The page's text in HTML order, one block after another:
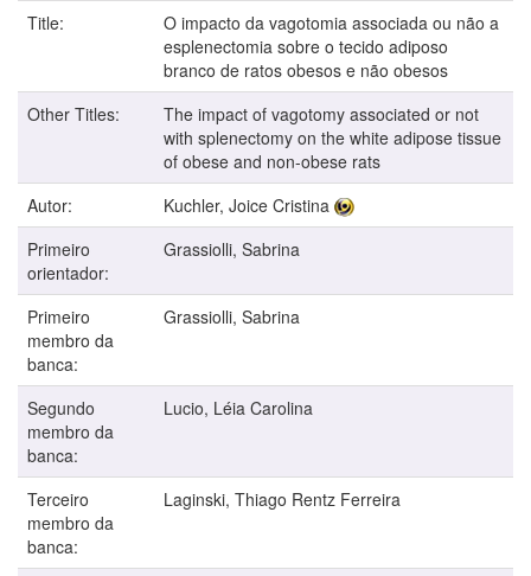
Title:
O impacto da vagotomia associada ou não a
esplenectomia sobre o tecido adiposo
branco de ratos obesos e não obesos
Other Titles:
The impact of vagotomy associated or not
with splenectomy on the white adipose tissue
of obese and non-obese rats
Autor:
Kuchler, Joice Cristina
Primeiro
orientador:
Grassiolli, Sabrina
Primeiro
membro da
banca:
Grassiolli, Sabrina
Segundo
membro da
banca:
Lucio, Léia Carolina
Terceiro
membro da
banca:
Laginski, Thiago Rentz Ferreira